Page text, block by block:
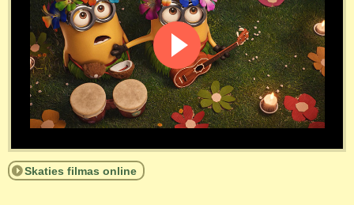
Skaties filmas online